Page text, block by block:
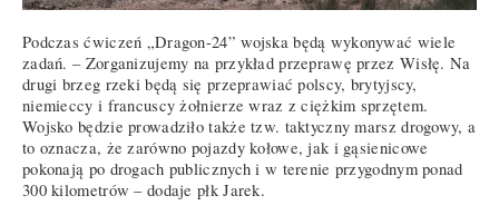
Podczas ćwiczeń „Dragon-24” wojska będą wykonywać wiele
zadań. – Zorganizujemy na przykład przeprawę przez Wisłę. Na
drugi brzeg rzeki będą się przeprawiać polscy, brytyjscy,
niemieccy i francuscy żołnierze wraz z ciężkim sprzętem.
Wojsko będzie prowadziło także tzw. taktyczny marsz drogowy, a
to oznacza, że zarówno pojazdy kołowe, jak i gąsienicowe
pokonają po drogach publicznych i w terenie przygodnym ponad
300 kilometrów – dodaje płk Jarek.